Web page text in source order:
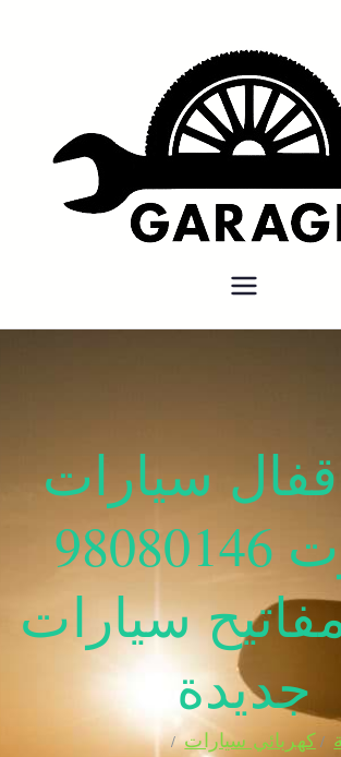
بنشر متنقل
سيارات
سيارات
جديدة
كهربائي سيارات